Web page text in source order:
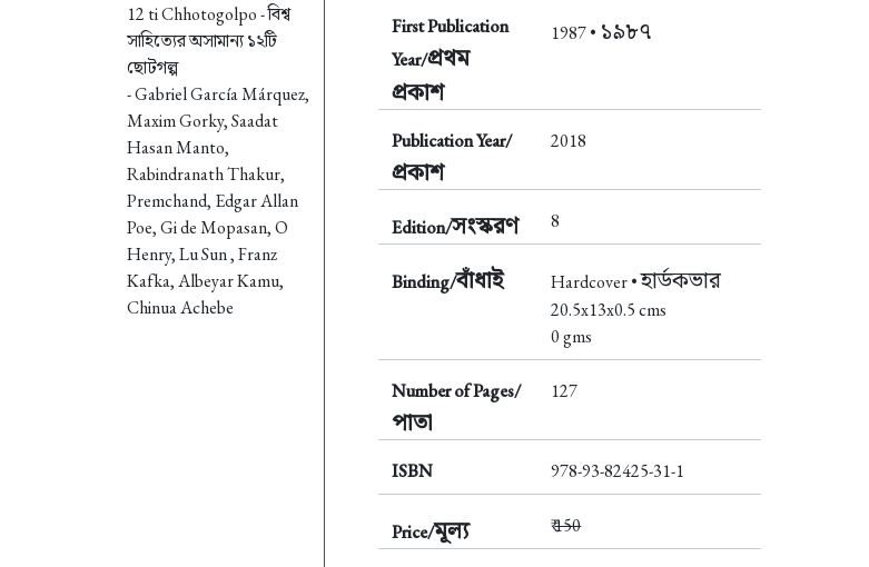
12 ti Chhotogolpo -বিশ্ব
সাহিত্যের অসামান্য ১২টি
ছোটগল্প
- Gabriel García Márquez,
Maxim Gorky, Saadat
Hasan Manto,
Rabindranath Thakur,
Premchand, Edgar Allan
Poe, Gi de Mopasan, O
Henry, Lu Sun , Franz
Kafka, Albeyar Kamu,
Chinua Achebe
First Publication
Year/প্রথম
প্রকাশ
1987 • ১৯৮৭
Publication Year/
প্রকাশ
2018
Edition/সংস্করণ 8
Binding/বাঁধাই Hardcover •হার্ডকভার
20.5x13x0.5 cms
0 gms
Number of Pages/
পাতা
127
ISBN 978-93-82425-31-1
Price/মূল্য ₹150